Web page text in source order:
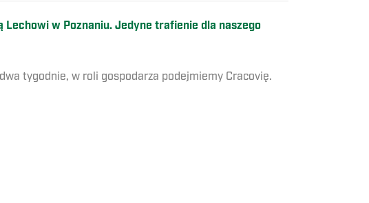
w Poznaniu. Jedyne trafienie dla naszego
tygodnie, w roli gospodarza podejmiemy Cracovię.